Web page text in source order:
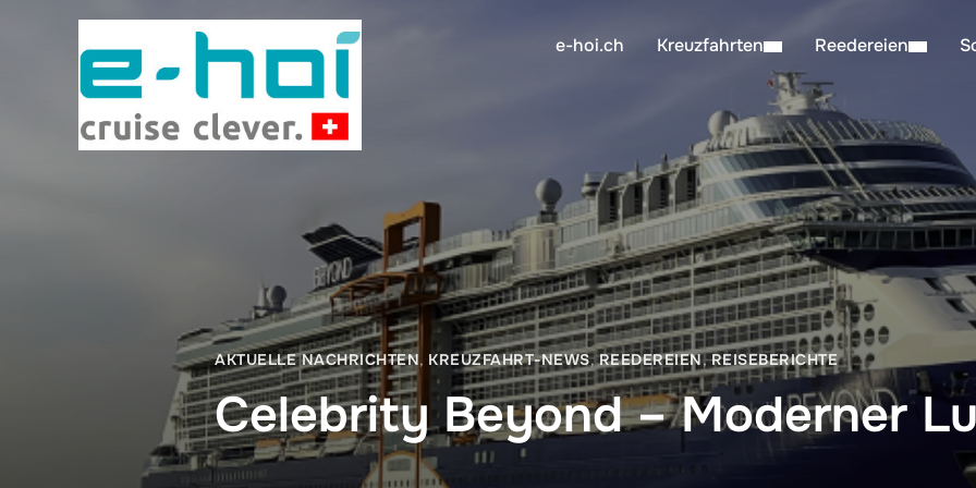
e-hoi.ch Kreuzfahrten Reedereien
AKTUELLE NACHRICHTEN, KREUZFAHRT-NEWS,REEDEREIEN,REISEBERICHTE
Celebrity Beyond – Moderner